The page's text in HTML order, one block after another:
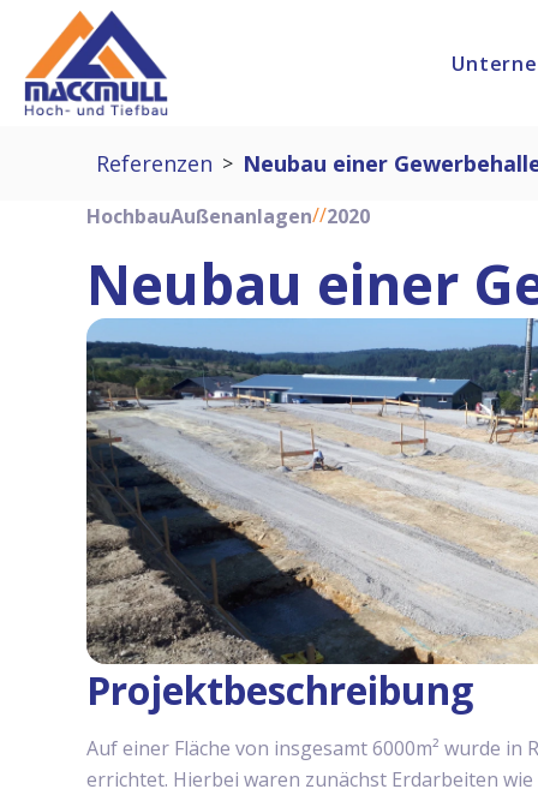
Referenzen > Neubau einer
HochbauAußenanlagen//2020
Neubau einer
Projektbeschreibung
Auf einer Fläche von insgesamt 6000m² wurde in
errichtet. Hierbei waren zunächst Erdarbeiten